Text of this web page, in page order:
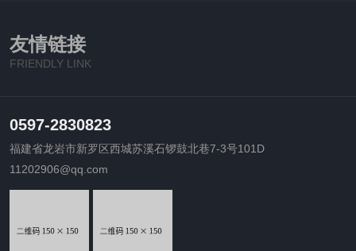
友情链接
FRIENDLY LINK
0597-2830823
福建省龙岩市新罗区西城苏溪石锣鼓北巷7-3号101D
11202906@qq.com